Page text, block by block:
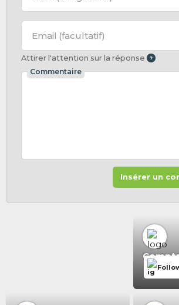
Email (facultatif)
Attirer l'attention sur la réponse
Commentaire
Insérer un